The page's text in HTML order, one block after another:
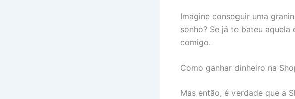
Imagine conseguir uma
sonho? Se já te bateu
comigo.
Como ganhar dinheiro na
Mas então, é verdade que a